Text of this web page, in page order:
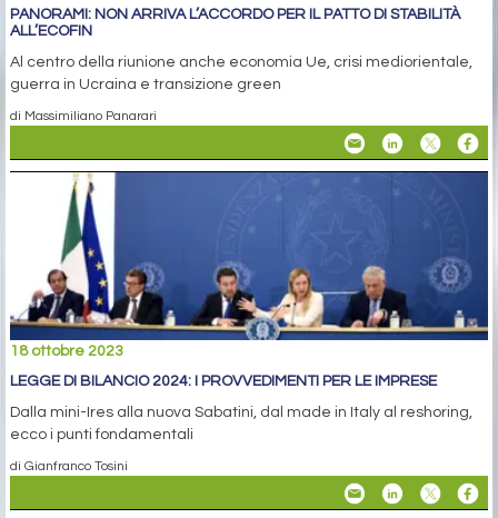
PANORAMI: NON ARRIVA L’ACCORDO PER IL PATTO DI STABILITÀ
ALL’ECOFIN
Al centro della riunione anche economia Ue, crisi mediorientale,
guerra in Ucraina e transizione green
di Massimiliano Panarari
18 ottobre 2023
LEGGE DI BILANCIO 2024: I PROVVEDIMENTI PER LE IMPRESE
Dalla mini-Ires alla nuova Sabatini, dal made in Italy al reshoring,
ecco i punti fondamentali
di Gianfranco Tosini